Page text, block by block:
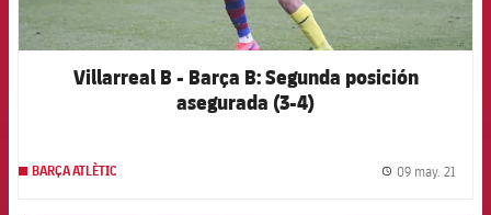
Villarreal B - Barça B: Segunda posición
asegurada (3-4)
BARÇA ATLÈTIC 09 may. 21